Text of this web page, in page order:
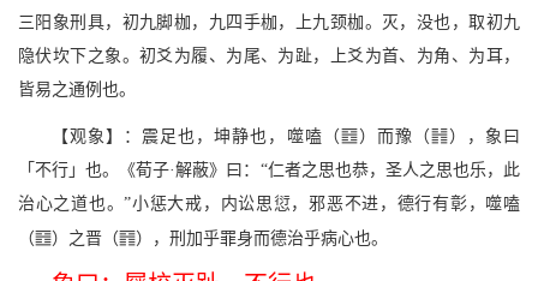
三阳象刑具，初九脚枷，九四手枷，上九颈枷。灭，没也，取初九
隐伏坎下之象。初爻为履、为尾、为趾，上爻为首、为角、为耳，
皆易之通例也。
【观象】：震足也，坤静也，噬嗑（z）而豫（f），象曰
「不行」也。《荀子·解蔽》曰：“仁者之思也恭，圣人之思也乐，此
治心之道也。”小惩大戒，内讼思愆，邪恶不进，德行有彰，噬嗑
（z）之晋（T），刑加乎罪身而德治乎病心也。